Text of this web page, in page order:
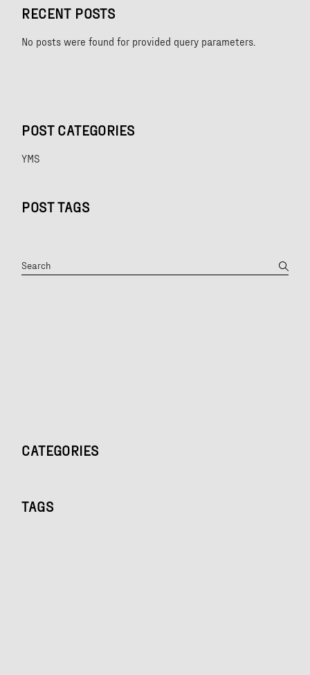
RECENT POSTS
No posts were found for provided query parameters.
POST CATEGORIES
YMS
POST TAGS
Search
CATEGORIES
TAGS